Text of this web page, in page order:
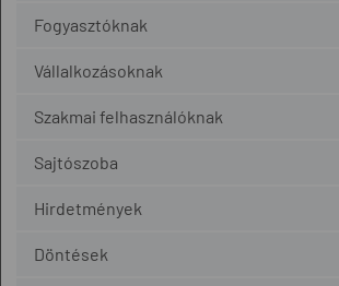
Fogyasztóknak
Vállalkozásoknak
Szakmai felhasználóknak
Sajtószoba
Hirdetmények
Döntések